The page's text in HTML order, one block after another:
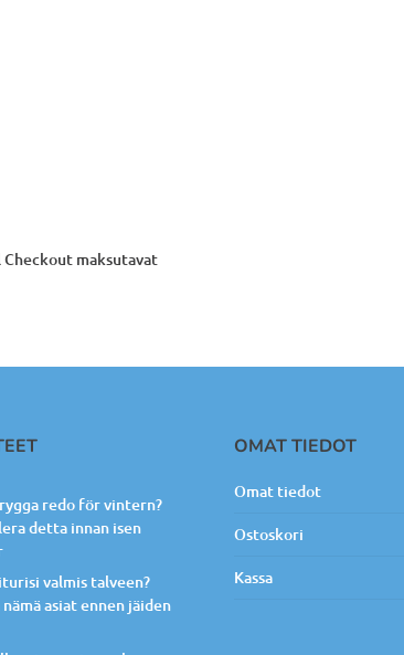
redo för vintern?
detta innan isen
valmis talveen?
asiat ennen jäiden
OMAT TIEDOT
Omat tiedot
Ostoskori
Kassa